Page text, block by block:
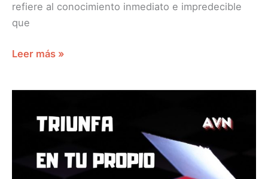
refiere al conocimiento inmediato e impredecible
que
Leer más »
JUEGO